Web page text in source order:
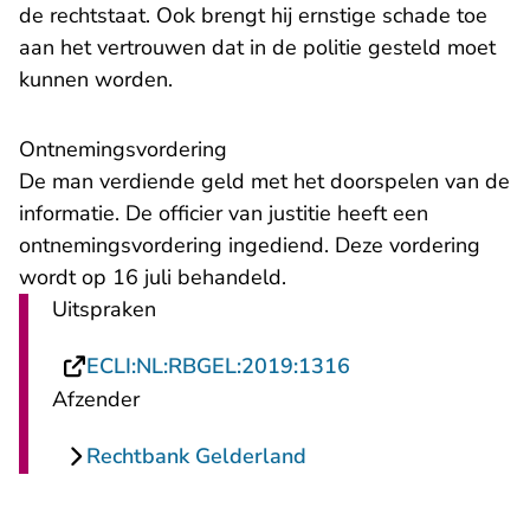
de rechtstaat. Ook brengt hij ernstige schade toe
aan het vertrouwen dat in de politie gesteld moet
kunnen worden.
Ontnemingsvordering
De man verdiende geld met het doorspelen van de
informatie. De officier van justitie heeft een
ontnemingsvordering ingediend. Deze vordering
wordt op 16 juli behandeld.
Uitspraken
ECLI:NL:RBGEL:2019:1316
Afzender
Rechtbank Gelderland